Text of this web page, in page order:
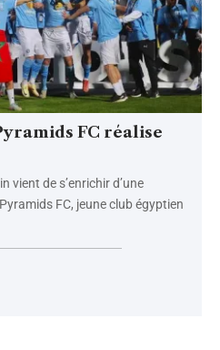
FC réalise
vient de s’enrichir d’une
FC, jeune club égyptien